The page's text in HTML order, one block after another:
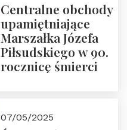
Centralne obchody
upamiętniające
Marszałka Józefa
Piłsudskiego w 90.
rocznicę śmierci
07/05/2025